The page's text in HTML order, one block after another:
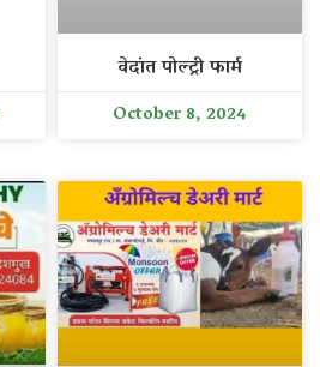
वेदांत पोल्ट्री फार्म
October 8, 2024